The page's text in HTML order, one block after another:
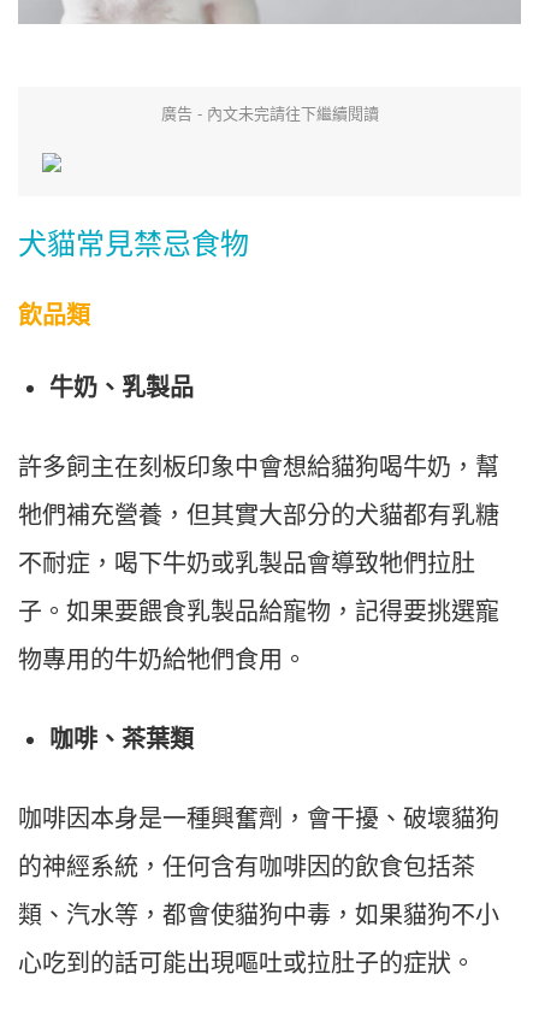
廣告 - 內文未完請往下繼續閱讀
犬貓常見禁忌食物
飲品類
牛奶、乳製品
許多飼主在刻板印象中會想給貓狗喝牛奶，幫
牠們補充營養，但其實大部分的犬貓都有乳糖
不耐症，喝下牛奶或乳製品會導致牠們拉肚
子。如果要餵食乳製品給寵物，記得要挑選寵
物專用的牛奶給牠們食用。
咖啡、茶葉類
咖啡因本身是一種興奮劑，會干擾、破壞貓狗
的神經系統，任何含有咖啡因的飲食包括茶
類、汽水等，都會使貓狗中毒，如果貓狗不小
心吃到的話可能出現嘔吐或拉肚子的症狀。